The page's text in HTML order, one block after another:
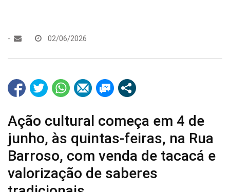
- 02/06/2026
Ação cultural começa em 4 de
junho, às quintas-feiras, na Rua
Barroso, com venda de tacacá e
valorização de saberes